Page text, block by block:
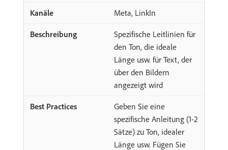
Meta, LinkIn
Spezifische Leitlinien für
den Ton, die ideale
Länge usw. für Text, der
über den Bildern
angezeigt wird
Geben Sie eine
spezifische Anleitung (1-2
Sätze) zu Ton, idealer
Länge usw. Fügen Sie